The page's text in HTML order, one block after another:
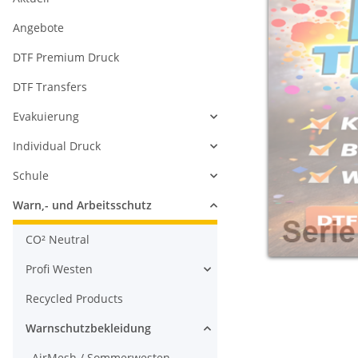
Angebote
DTF Premium Druck
DTF Transfers
Evakuierung
Individual Druck
Schule
Warn,- und Arbeitsschutz
CO² Neutral
Profi Westen
Recycled Products
Warnschutzbekleidung